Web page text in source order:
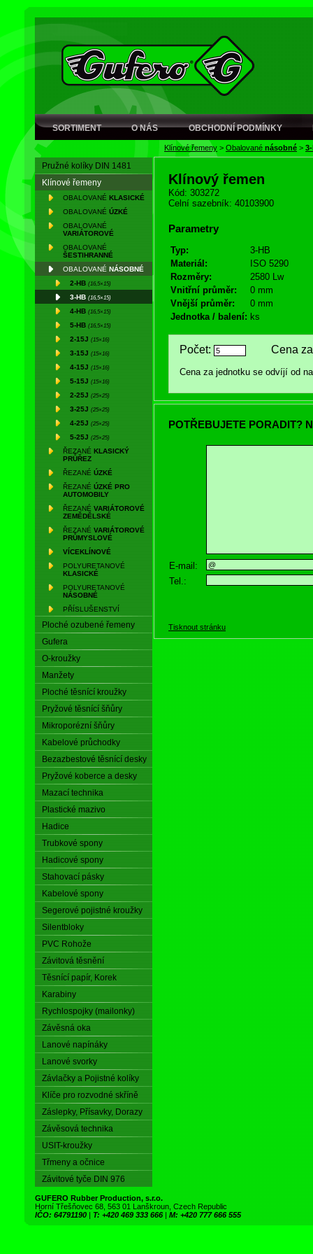
SORTIMENT O NÁS OBCHODNÍ PODMÍNKY
Klínové řemeny > Obalované násobné >
Pružné kolíky DIN 1481
Klínové řemeny
OBALOVANÉ KLASICKÉ
OBALOVANÉ ÚZKÉ
OBALOVANÉ
VARIÁTOROVÉ
OBALOVANÉ
ŠESTIHRANNÉ
OBALOVANÉ NÁSOBNÉ
2-HB (16,5×15)
3-HB (16,5×15)
4-HB (16,5×15)
5-HB (16,5×15)
2-15J (15×16)
3-15J (15×16)
4-15J (15×16)
5-15J (15×16)
2-25J (25×25)
3-25J (25×25)
4-25J (25×25)
5-25J (25×25)
ŘEZANÉ KLASICKÝ
PRŮŘEZ
ŘEZANÉ ÚZKÉ
ŘEZANÉ ÚZKÉ PRO
AUTOMOBILY
ŘEZANÉ VARIÁTOROVÉ
ZEMĚDĚLSKÉ
ŘEZANÉ VARIÁTOROVÉ
PRŮMYSLOVÉ
VÍCEKLÍNOVÉ
POLYURETANOVÉ
KLASICKÉ
POLYURETANOVÉ
NÁSOBNÉ
PŘÍSLUŠENSTVÍ
Ploché ozubené řemeny
Gufera
O-kroužky
Manžety
Ploché těsnící kroužky
Pryžové těsnící šňůry
Mikroporézní šňůry
Kabelové průchodky
Bezazbestové těsnící desky
Pryžové koberce a desky
Mazací technika
Plastické mazivo
Hadice
Trubkové spony
Hadicové spony
Stahovací pásky
Kabelové spony
Segerové pojistné kroužky
Silentbloky
PVC Rohože
Závitová těsnění
Těsnící papír, Korek
Karabiny
Rychlospojky (mailonky)
Závěsná oka
Lanové napínáky
Lanové svorky
Závlačky a Pojistné kolíky
Klíče pro rozvodné skříně
Záslepky, Přísavky, Dorazy
Závěsová technika
USIT-kroužky
Třmeny a očnice
Závitové tyče DIN 976
Klínový řemen
Kód: 303272
Celní sazebník: 40103900
Parametry
Typ:
3-HB
Materiál:
ISO 5290
Rozměry:
2580 Lw
Vnitřní průměr:
0 mm
Vnější průměr:
0 mm
Jednotka / balení: ks
Počet: Cena za
Cena za jednotku se odvíjí od
POTŘEBUJETE PORADIT?
E-mail:
Tel.:
Tisknout stránku
GUFERO Rubber Production, s.r.o.
Horní Třešňovec 68, 563 01 Lanškroun, Czech Republic
IČO: 64791190 | T: +420 469 333 666 | M: +420 777 666 555